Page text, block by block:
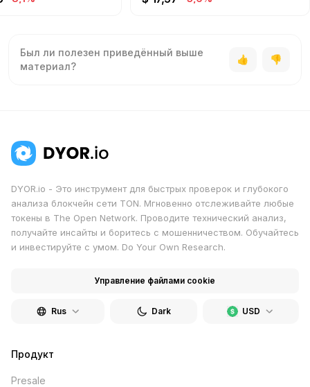
Был ли полезен приведённый выше
материал?
DYOR.io - Это инструмент для быстрых проверок и глубокого
анализа блокчейн сети TON. Мгновенно отслеживайте любые
токены в The Open Network. Проводите технический анализ,
получайте инсайты и боритесь с мошенничеством. Обучайтесь
и инвестируйте с умом. Do Your Own Research.
Управление файлами cookie
Rus USD
Dark
Продукт
Presale